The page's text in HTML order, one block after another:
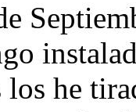
los he